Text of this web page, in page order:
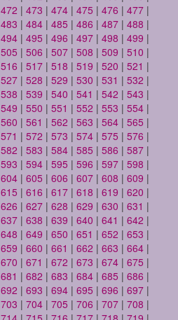
472 | 473 | 474 | 475 | 476 | 477 |
483 | 484 | 485 | 486 | 487 | 488 |
494 | 495 | 496 | 497 | 498 | 499 |
505 | 506 | 507 | 508 | 509 | 510 |
516 | 517 | 518 | 519 | 520 | 521 |
527 | 528 | 529 | 530 | 531 | 532 |
538 | 539 | 540 | 541 | 542 | 543 |
549 | 550 | 551 | 552 | 553 | 554 |
560 | 561 | 562 | 563 | 564 | 565 |
571 | 572 | 573 | 574 | 575 | 576 |
582 | 583 | 584 | 585 | 586 | 587 |
593 | 594 | 595 | 596 | 597 | 598 |
604 | 605 | 606 | 607 | 608 | 609 |
615 | 616 | 617 | 618 | 619 | 620 |
626 | 627 | 628 | 629 | 630 | 631 |
637 | 638 | 639 | 640 | 641 | 642 |
648 | 649 | 650 | 651 | 652 | 653 |
659 | 660 | 661 | 662 | 663 | 664 |
670 | 671 | 672 | 673 | 674 | 675 |
681 | 682 | 683 | 684 | 685 | 686 |
692 | 693 | 694 | 695 | 696 | 697 |
703 | 704 | 705 | 706 | 707 | 708 |